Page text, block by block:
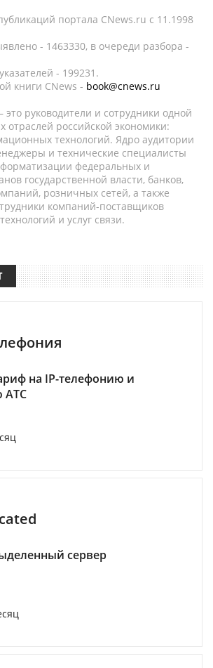
портала CNews.ru c 11.1998
- 1463330, в очереди разбора -
- 199231.
книги CNews - book@cnews.ru
руководители и сотрудники одной
отраслей российской экономики:
технологий. Ядро аудитории
и технические специалисты
федеральных и
государственной власти, банков,
розничных сетей, а также
компаний-поставщиков
и услуг связи.
на IP-телефонию и
АТС
сервер